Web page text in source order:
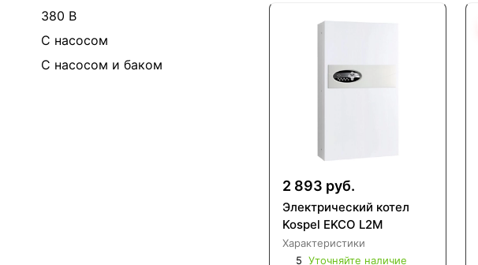
380 В
С насосом
С насосом и баком
2 893 руб.
Электрический котел
Kospel EKCO L2M
Характеристики
5 Уточняйте наличие